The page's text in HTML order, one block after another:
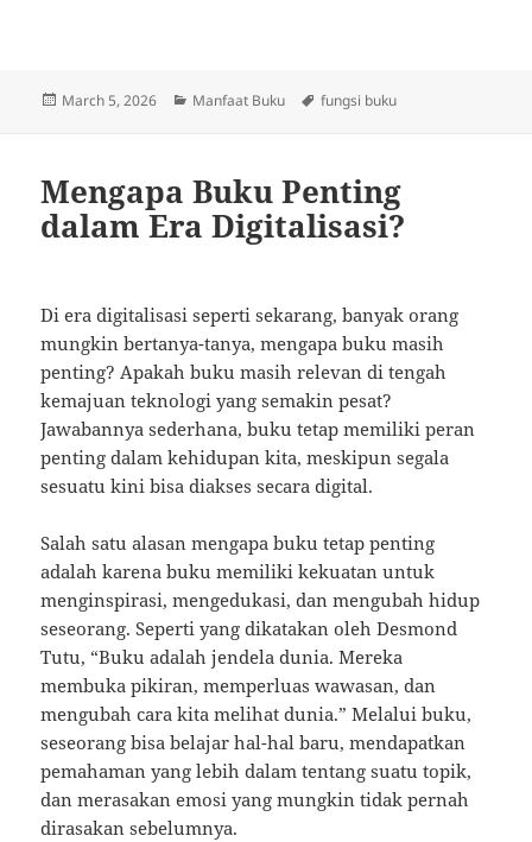
Posted
March 5, 2026 Categories
Manfaat Buku Tags
fungsi buku
Mengapa Buku Penting
dalam Era Digitalisasi?
Di era digitalisasi seperti sekarang, banyak orang
mungkin bertanya-tanya, mengapa buku masih
penting? Apakah buku masih relevan di tengah
kemajuan teknologi yang semakin pesat?
Jawabannya sederhana, buku tetap memiliki peran
penting dalam kehidupan kita, meskipun segala
sesuatu kini bisa diakses secara digital.
Salah satu alasan mengapa buku tetap penting
adalah karena buku memiliki kekuatan untuk
menginspirasi, mengedukasi, dan mengubah hidup
seseorang. Seperti yang dikatakan oleh Desmond
Tutu, “Buku adalah jendela dunia. Mereka
membuka pikiran, memperluas wawasan, dan
mengubah cara kita melihat dunia.” Melalui buku,
seseorang bisa belajar hal-hal baru, mendapatkan
pemahaman yang lebih dalam tentang suatu topik,
dan merasakan emosi yang mungkin tidak pernah
dirasakan sebelumnya.